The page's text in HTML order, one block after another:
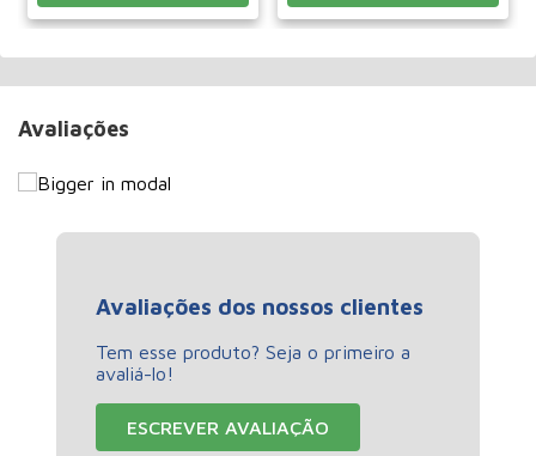
Avaliações
Avaliações dos nossos clientes
Tem esse produto? Seja o primeiro a
avaliá-lo!
ESCREVER AVALIAÇÃO